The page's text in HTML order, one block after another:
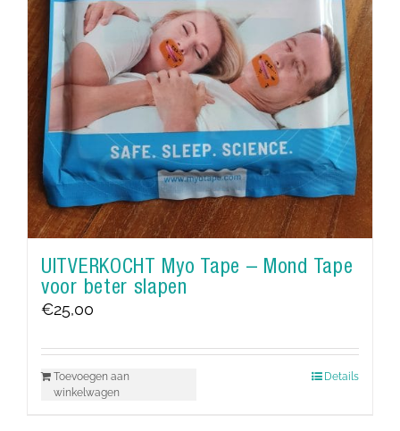
UITVERKOCHT Myo Tape – Mond Tape
voor beter slapen
€25,00
Toevoegen aan
winkelwagen
Details